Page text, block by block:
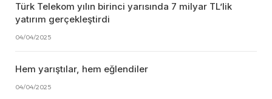
Türk Telekom yılın birinci yarısında 7 milyar TL’lik
yatırım gerçekleştirdi
04/04/2025
Hem yarıştılar, hem eğlendiler
04/04/2025